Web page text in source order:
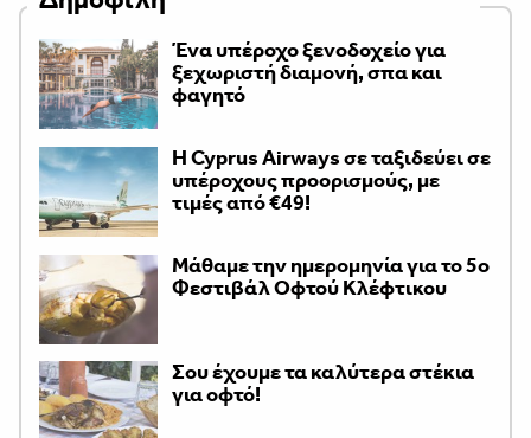
Ένα υπέροχο ξενοδοχείο για
ξεχωριστή διαμονή, σπα και
φαγητό
H Cyprus Airways σε ταξιδεύει σε
υπέροχους προορισμούς, με
τιμές από €49!
Μάθαμε την ημερομηνία για το 5ο
Φεστιβάλ Οφτού Κλέφτικου
Σου έχουμε τα καλύτερα στέκια
για οφτό!